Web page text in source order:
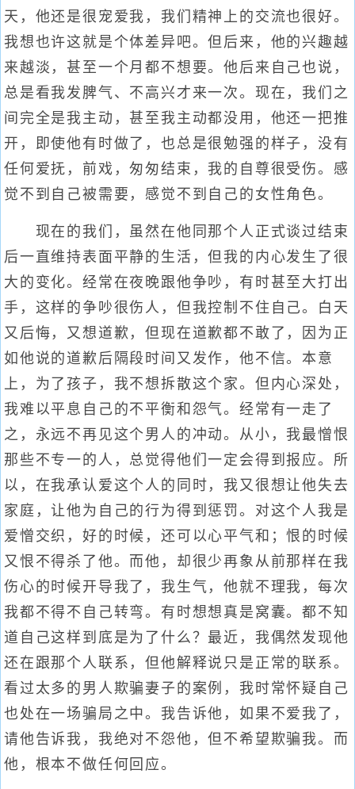
天，他还是很宠爱我，我们精神上的交流也很好。
我想也许这就是个体差异吧。但后来，他的兴趣越
来越淡，甚至一个月都不想要。他后来自己也说，
总是看我发脾气、不高兴才来一次。现在，我们之
间完全是我主动，甚至我主动都没用，他还一把推
开，即使他有时做了，也总是很勉强的样子，没有
任何爱抚，前戏，匆匆结束，我的自尊很受伤。感
觉不到自己被需要，感觉不到自己的女性角色。
现在的我们，虽然在他同那个人正式谈过结束
后一直维持表面平静的生活，但我的内心发生了很
大的变化。经常在夜晚跟他争吵，有时甚至大打出
手，这样的争吵很伤人，但我控制不住自己。白天
又后悔，又想道歉，但现在道歉都不敢了，因为正
如他说的道歉后隔段时间又发作，他不信。本意
上，为了孩子，我不想拆散这个家。但内心深处，
我难以平息自己的不平衡和怨气。经常有一走了
之，永远不再见这个男人的冲动。从小，我最憎恨
那些不专一的人，总觉得他们一定会得到报应。所
以，在我承认爱这个人的同时，我又很想让他失去
家庭，让他为自己的行为得到惩罚。对这个人我是
爱憎交织，好的时候，还可以心平气和；恨的时候
又恨不得杀了他。而他，却很少再象从前那样在我
伤心的时候开导我了，我生气，他就不理我，每次
我都不得不自己转弯。有时想想真是窝囊。都不知
道自己这样到底是为了什么？最近，我偶然发现他
还在跟那个人联系，但他解释说只是正常的联系。
看过太多的男人欺骗妻子的案例，我时常怀疑自己
也处在一场骗局之中。我告诉他，如果不爱我了，
请他告诉我，我绝对不怨他，但不希望欺骗我。而
他，根本不做任何回应。